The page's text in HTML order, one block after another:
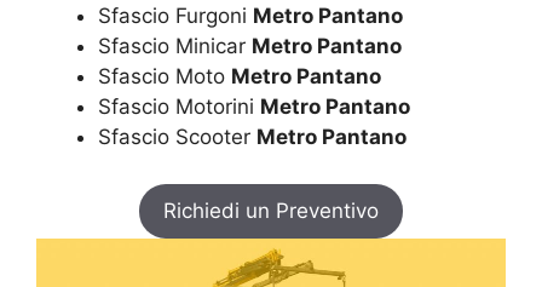
Sfascio Furgoni Metro Pantano
Sfascio Minicar Metro Pantano
Sfascio Moto Metro Pantano
Sfascio Motorini Metro Pantano
Sfascio Scooter Metro Pantano
Richiedi un Preventivo